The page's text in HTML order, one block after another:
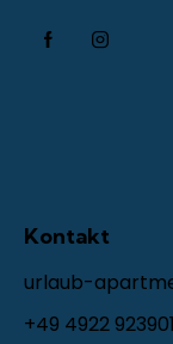
Kontakt
urlaub-
+49 4922